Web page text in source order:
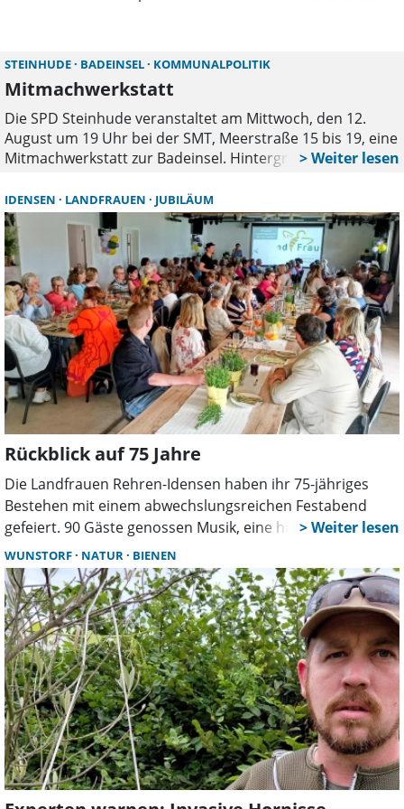
STEINHUDE BADEINSEL KOMMUNALPOLITIK
Mitmachwerkstatt
Die SPD Steinhude veranstaltet am Mittwoch, den 12.
August um 19 Uhr bei der SMT, Meerstraße 15 bis 19, eine
Mitmachwerkstatt zur Badeinsel. Hintergrund ist, dass die
Infrastruktur und und verkehrliche Situation nicht mehr
dem heutigen Bedarf entsprechen.
IDENSEN LANDFRAUEN JUBILÄUM
Rückblick auf 75 Jahre
Die Landfrauen Rehren-Idensen haben ihr 75-jähriges
Bestehen mit einem abwechslungsreichen Festabend
gefeiert. 90 Gäste genossen Musik, eine historische
Modenschau und kulinarische Spezialitäten. Auch
Vertreter aus Politik und Landwirtschaft würdigten das
Engagement des Vereins.
WUNSTORF NATUR BIENEN